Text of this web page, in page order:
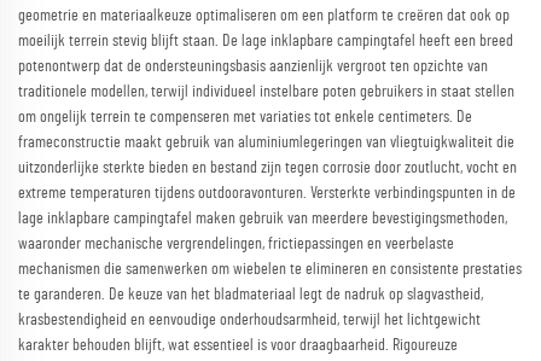
geometrie en materiaalkeuze optimaliseren om een platform te creëren dat ook op
moeilijk terrein stevig blijft staan. De lage inklapbare campingtafel heeft een breed
potenontwerp dat de ondersteuningsbasis aanzienlijk vergroot ten opzichte van
traditionele modellen, terwijl individueel instelbare poten gebruikers in staat stellen
om ongelijk terrein te compenseren met variaties tot enkele centimeters. De
frameconstructie maakt gebruik van aluminiumlegeringen van vliegtuigkwaliteit die
uitzonderlijke sterkte bieden en bestand zijn tegen corrosie door zoutlucht, vocht en
extreme temperaturen tijdens outdooravonturen. Versterkte verbindingspunten in de
lage inklapbare campingtafel maken gebruik van meerdere bevestigingsmethoden,
waaronder mechanische vergrendelingen, frictiepassingen en veerbelaste
mechanismen die samenwerken om wiebelen te elimineren en consistente prestaties
te garanderen. De keuze van het bladmateriaal legt de nadruk op slagvastheid,
krasbestendigheid en eenvoudige onderhoudsarmheid, terwijl het lichtgewicht
karakter behouden blijft, wat essentieel is voor draagbaarheid. Rigoureuze